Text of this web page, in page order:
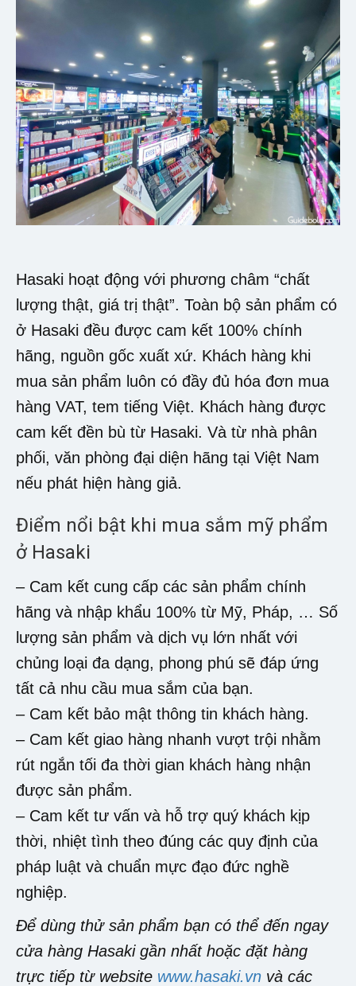
Hasaki hoạt động với phương châm “chất
lượng thật, giá trị thật”. Toàn bộ sản phẩm có
ở Hasaki đều được cam kết 100% chính
hãng, nguồn gốc xuất xứ. Khách hàng khi
mua sản phẩm luôn có đầy đủ hóa đơn mua
hàng VAT, tem tiếng Việt. Khách hàng được
cam kết đền bù từ Hasaki. Và từ nhà phân
phối, văn phòng đại diện hãng tại Việt Nam
nếu phát hiện hàng giả.
Điểm nổi bật khi mua sắm mỹ phẩm
ở Hasaki
– Cam kết cung cấp các sản phẩm chính
hãng và nhập khẩu 100% từ Mỹ, Pháp, … Số
lượng sản phẩm và dịch vụ lớn nhất với
chủng loại đa dạng, phong phú sẽ đáp ứng
tất cả nhu cầu mua sắm của bạn.
– Cam kết bảo mật thông tin khách hàng.
– Cam kết giao hàng nhanh vượt trội nhằm
rút ngắn tối đa thời gian khách hàng nhận
được sản phẩm.
– Cam kết tư vấn và hỗ trợ quý khách kịp
thời, nhiệt tình theo đúng các quy định của
pháp luật và chuẩn mực đạo đức nghề
nghiệp.
Để dùng thử sản phẩm bạn có thể đến ngay
cửa hàng Hasaki gần nhất hoặc đặt hàng
trực tiếp từ website www.hasaki.vn và các